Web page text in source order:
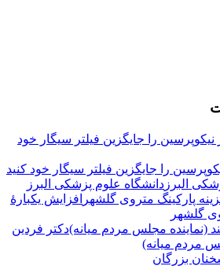
را جایگزین فیلتر سیگار خود کنید
دانشگاه علوم پزشکی البرز
افزایش یکبارۀ
گلشهر
دكتر فردين
مردم میانه)
بزرگان